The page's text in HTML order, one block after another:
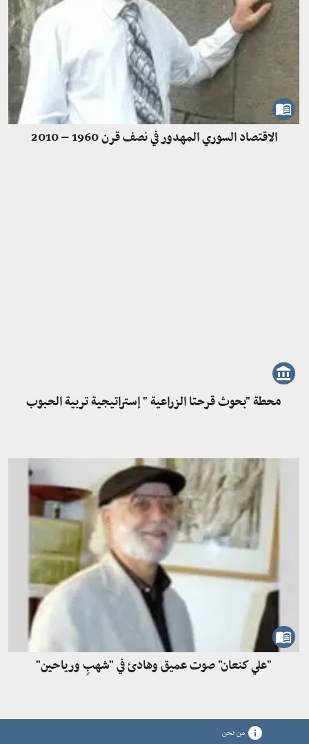
الاقتصاد السوري المهدور في نصف قرن 1960 – 2010
محطة "بحوث قرحتا الزراعية " إستراتيجية تربية الحبوب
"علي كنعان" صوت عميق وهادئ في "شهبٍ ورياحين"
من نحن